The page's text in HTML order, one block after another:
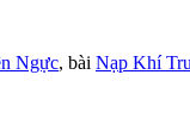
Ngực, bài Nạp Khí